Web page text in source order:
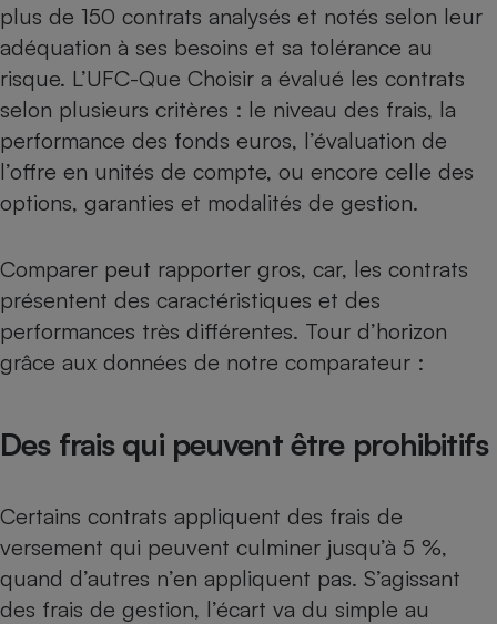
plus de 150 contrats analysés et notés selon leur
adéquation à ses besoins et sa tolérance au
risque. L’UFC-Que Choisir a évalué les contrats
selon plusieurs critères : le niveau des frais, la
performance des fonds euros, l’évaluation de
l’offre en unités de compte, ou encore celle des
options, garanties et modalités de gestion.
Comparer peut rapporter gros, car, les contrats
présentent des caractéristiques et des
performances très différentes. Tour d’horizon
grâce aux données de notre comparateur :
Des frais qui peuvent être prohibitifs
Certains contrats appliquent des frais de
versement qui peuvent culminer jusqu’à 5 %,
quand d’autres n’en appliquent pas. S’agissant
des frais de gestion, l’écart va du simple au
Robot ménager